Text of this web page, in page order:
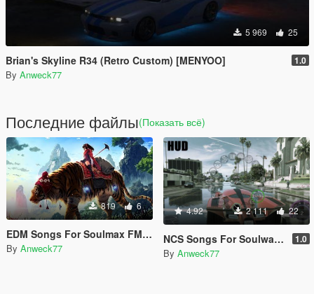
5 969 25
Brian's Skyline R34 (Retro Custom) [MENYOO] 1.0
By Anweck77
Последние файлы(Показать всё)
819 6
EDM Songs For Soulmax FM Radio By Anweck77
By Anweck77
4.92 2 111 22
NCS Songs For Soulwax FM Radio By Anweck77 1.0
By Anweck77